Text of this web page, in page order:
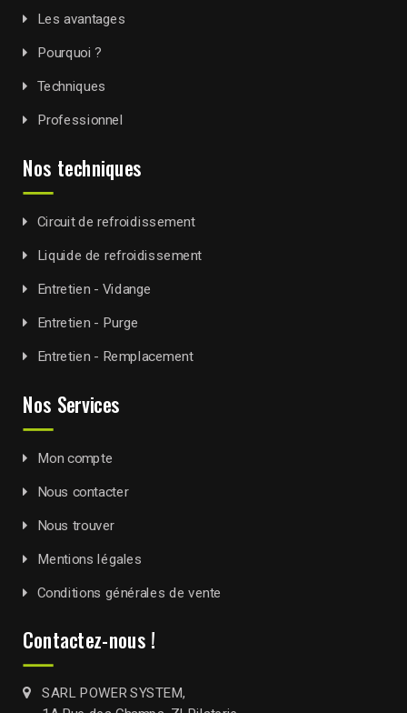
Les avantages
Pourquoi ?
Techniques
Professionnel
Nos techniques
Circuit de refroidissement
Liquide de refroidissement
Entretien - Vidange
Entretien - Purge
Entretien - Remplacement
Nos Services
Mon compte
Nous contacter
Nous trouver
Mentions légales
Conditions générales de vente
Contactez-nous !
SARL POWER SYSTEM,